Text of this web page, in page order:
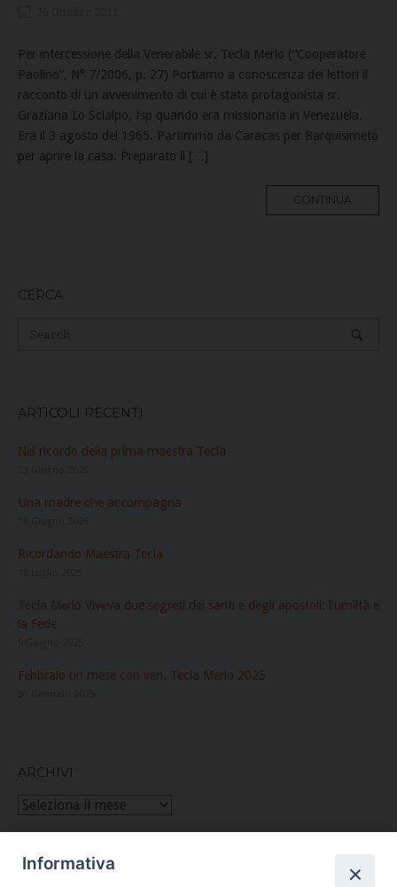
Per intercessione della Venerabile sr. Tecla Merlo (“Cooperatore
Paolino”, N° 7/2006, p. 27) Portiamo a conoscenza dei lettori il
racconto di un avvenimento di cui è stata protagonista sr.
Graziana Lo Scialpo, fsp quando era missionaria in Venezuela.
Era il 3 agosto del 1965. Partimmo da Caracas per Barquisimeto
per aprire la casa. Preparato il […]
CONTINUA
CERCA
ARTICOLI RECENTI
Nel ricordo della prima maestra Tecla
Una madre che accompagna
Ricordando Maestra Tecla
Tecla Merlo Viveva due segreti dei santi e degli apostoli: l’umiltà e
la Fede
Febbraio un mese con ven. Tecla Merlo 2025
ARCHIVI
Archivi
Informativa